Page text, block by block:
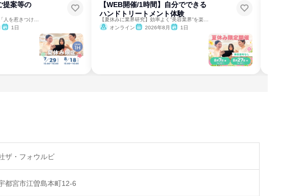
提案等の
1日
【WEB開催/1時間】自分でできる
ハンドトリートメント体験
オンライン
2026年8月 1日
ザ・フォウルビ
都宮市江曽島本町12-6